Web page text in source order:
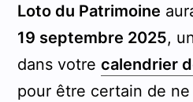
Loto du Patrimoine
19 septembre 2025,
dans votre calendrier
pour être certain de ne